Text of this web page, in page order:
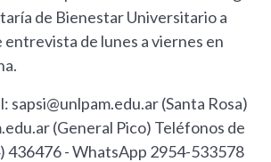
de Bienestar Universitario a
de lunes a viernes en
sapsi@unlpam.edu.ar(Santa Rosa)
(General Pico) Teléfonos de
436476 - WhatsApp 2954-533578